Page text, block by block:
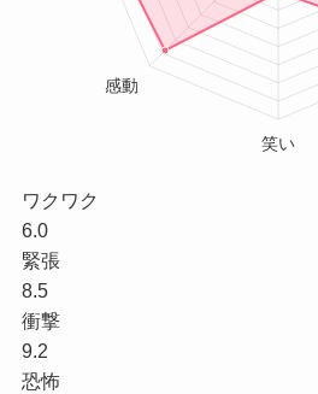
ワクワク
6.0
緊張
8.5
衝撃
9.2
恐怖